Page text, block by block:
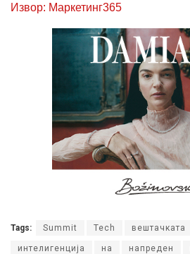
Извор: Маркетинг365
Tags: Summit Tech вештачката
интелигенција на напреден